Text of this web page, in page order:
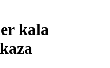
kala